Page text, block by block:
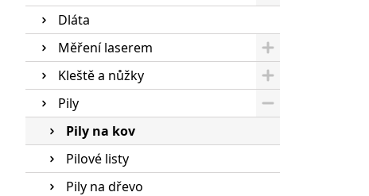
Dláta
Měření laserem
Kleště a nůžky
Pily
Pily na kov
Pilové listy
Pily na dřevo